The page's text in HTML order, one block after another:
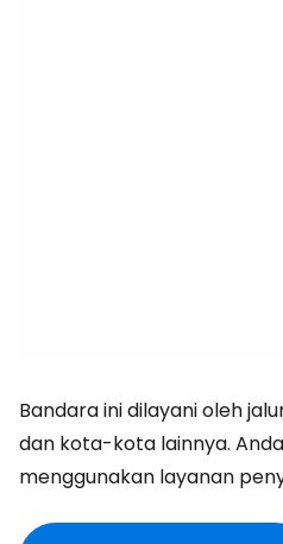
Bandara ini dilayani oleh
dan kota-kota lainnya.
menggunakan layanan